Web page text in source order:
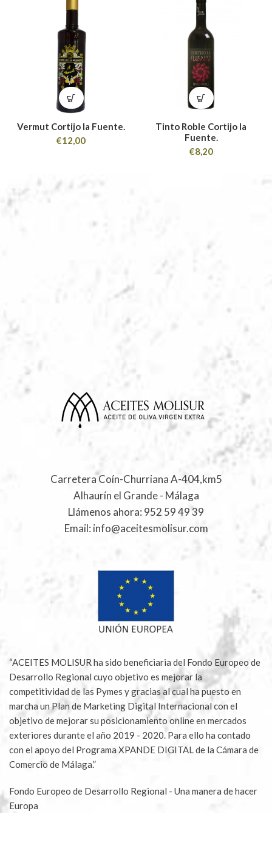
Vermut Cortijo la Fuente.
€12,00
Tinto Roble Cortijo la
Fuente.
€8,20
Carretera Coín-Churriana A-404,km5
Alhaurín el Grande - Málaga
Llámenos ahora: 952 59 49 39
Email: info@aceitesmolisur.com
“ACEITES MOLISUR ha sido beneficiaria del Fondo Europeo de
Desarrollo Regional cuyo objetivo es mejorar la
competitividad de las Pymes y gracias al cual ha puesto en
marcha un Plan de Marketing Digital Internacional con el
objetivo de mejorar su posicionamiento online en mercados
exteriores durante el año 2019 - 2020. Para ello ha contado
con el apoyo del Programa XPANDE DIGITAL de la Cámara de
Comercio de Málaga.”
Fondo Europeo de Desarrollo Regional - Una manera de hacer
Europa